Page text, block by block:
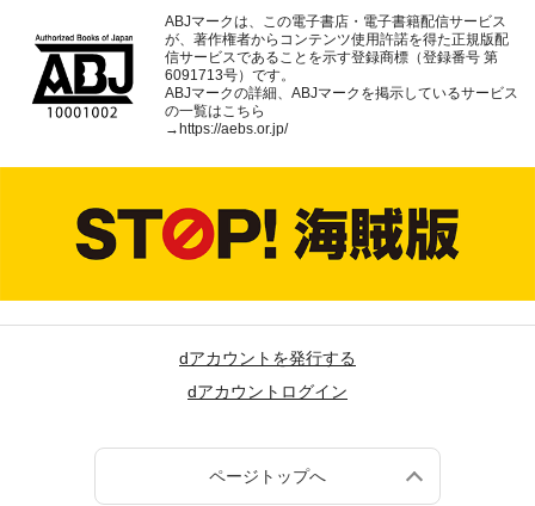
ABJマークは、この電子書店・電子書籍配信サービス
が、著作権者からコンテンツ使用許諾を得た正規版配
信サービスであることを示す登録商標（登録番号 第
6091713号）です。
ABJマークの詳細、ABJマークを掲示しているサービス
の一覧はこちら
→ https://aebs.or.jp/
dアカウントを発行する
dアカウントログイン
ページトップへ